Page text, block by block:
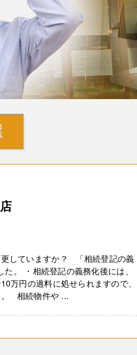
していますか？ 「相続登記の義
。 ・相続登記の義務化後には、
万円の過料に処せられますので、
。 相続物件や ...